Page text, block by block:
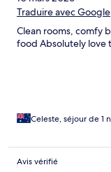
Traduire avec Google
Clean rooms, comfy
food Absolutely love
Celeste, séjour de 1
Avis vérifié